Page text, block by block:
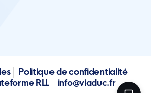
Politique de confidentialité
RLL info@viaduc.fr